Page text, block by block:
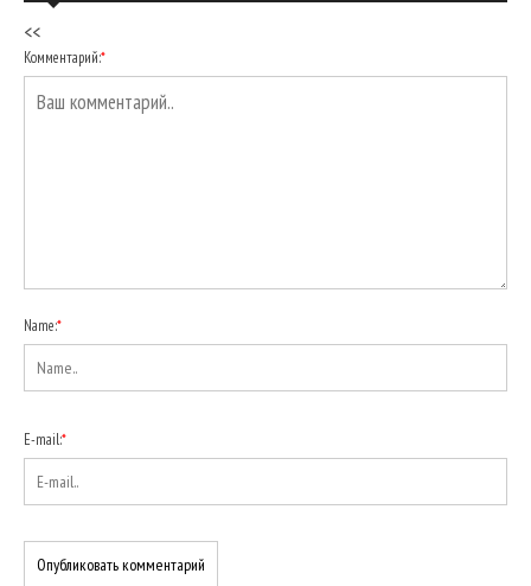
<<
Комментарий:*
Name:*
E-mail:*